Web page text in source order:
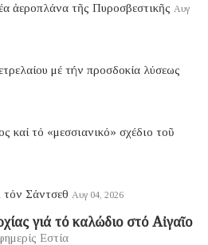
ἀεροπλάνα τῆς Πυροσβεστικῆς Αυγ
μέ τήν προσδοκία λύσεως
καί τό «μεσσιανικό» σχέδιο τοῦ
Σάντσεθ Αυγ 04, 2026
γιά τό καλώδιο στό Αἰγαῖο
Εστία